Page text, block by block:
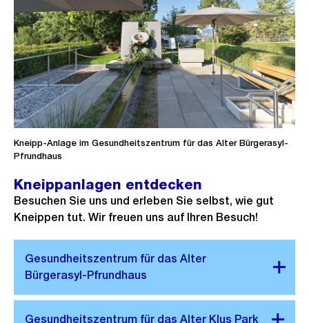
Kneipp-Anlage im Gesundheitszentrum für das Alter Bürgerasyl-
Pfrundhaus
Kneippanlagen entdecken
Besuchen Sie uns und erleben Sie selbst, wie gut
Kneippen tut. Wir freuen uns auf Ihren Besuch!